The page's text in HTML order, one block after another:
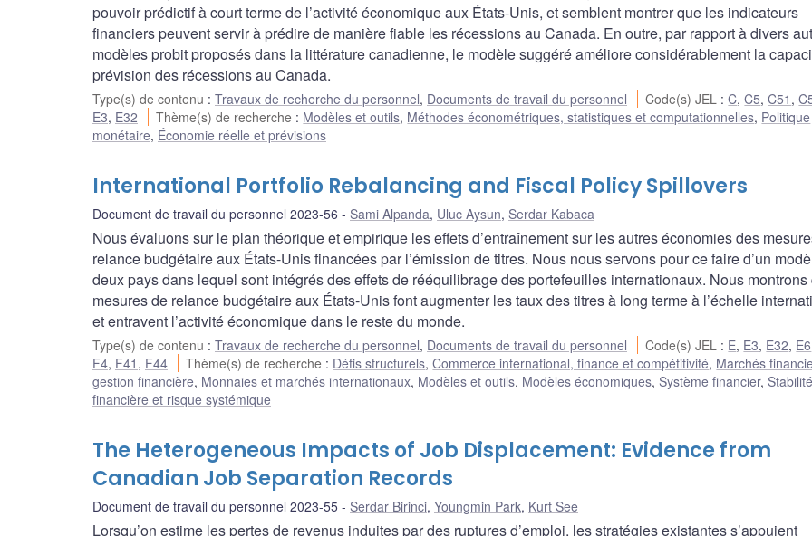
pouvoir prédictif à court terme de l’activité économique aux États-Unis, et semblent montrer que les indicateurs
financiers peuvent servir à prédire de manière fiable les récessions au Canada. En outre, par rapport à divers
modèles probit proposés dans la littérature canadienne, le modèle suggéré améliore considérablement la
prévision des récessions au Canada.
Type(s) de contenu : Travaux de recherche du personnel, Documents de travail du personnel Code(s) JEL :C,C5,C51 ,
E3, E32 Thème(s) de recherche : Modèles et outils, Méthodes économétriques, statistiques et computationnelles, Politique
monétaire, Économie réelle et prévisions
International Portfolio Rebalancing and Fiscal Policy Spillovers
Document de travail du personnel 2023-56 Sami Alpanda, Uluc Aysun, Serdar Kabaca
Nous évaluons sur le plan théorique et empirique les effets d’entraînement sur les autres économies des
relance budgétaire aux États-Unis financées par l’émission de titres. Nous nous servons pour ce faire d’un
deux pays dans lequel sont intégrés des effets de rééquilibrage des portefeuilles internationaux. Nous
mesures de relance budgétaire aux États-Unis font augmenter les taux des titres à long terme à l’échelle
et entravent l’activité économique dans le reste du monde.
Type(s) de contenu : Travaux de recherche du personnel, Documents de travail du personnel Code(s) JEL : E, E3, E32, E6
F4, F41 , F44 Thème(s) de recherche : Défis structurels,Commerce international, finance et compétitivité, Marchés
gestion financière, Monnaies et marchés internationaux, Modèles et outils, Modèles économiques, Système financier, Stabilité
financière et risque systémique
The Heterogeneous Impacts of Job Displacement: Evidence from
Canadian Job Separation Records
Document de travail du personnel 2023-55 Serdar Birinci, Youngmin Park, Kurt See
Lorsqu’on estime les pertes de revenus induites par des ruptures d’emploi, les stratégies existantes s’appuient